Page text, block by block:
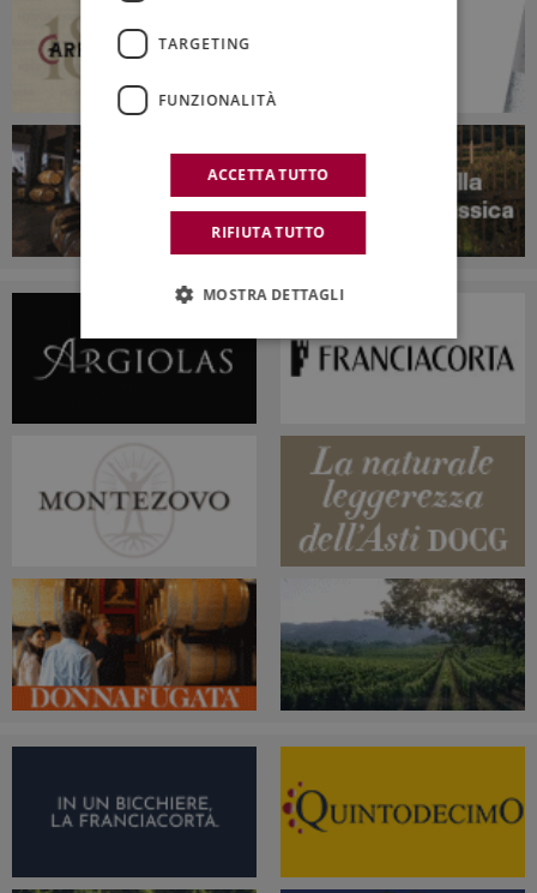
TARGETING
FUNZIONALITÀ
ACCETTA TUTTO
RIFIUTA TUTTO
MOSTRA DETTAGLI